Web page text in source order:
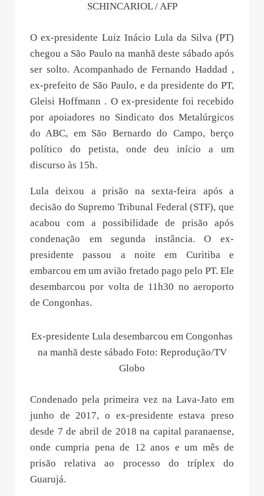
SCHINCARIOL / AFP
O ex-presidente Luiz Inácio Lula da Silva (PT)
chegou a São Paulo na manhã deste sábado após
ser solto. Acompanhado de Fernando Haddad ,
ex-prefeito de São Paulo, e da presidente do PT,
Gleisi Hoffmann . O ex-presidente foi recebido
por apoiadores no Sindicato dos Metalúrgicos
do ABC, em São Bernardo do Campo, berço
político do petista, onde deu início a um
discurso às 15h.
Lula deixou a prisão na sexta-feira após a
decisão do Supremo Tribunal Federal (STF), que
acabou com a possibilidade de prisão após
condenação em segunda instância. O ex-
presidente passou a noite em Curitiba e
embarcou em um avião fretado pago pelo PT. Ele
desembarcou por volta de 11h30 no aeroporto
de Congonhas.
Ex-presidente Lula desembarcou em Congonhas
na manhã deste sábado Foto: Reprodução/TV
Globo
Condenado pela primeira vez na Lava-Jato em
junho de 2017, o ex-presidente estava preso
desde 7 de abril de 2018 na capital paranaense,
onde cumpria pena de 12 anos e um mês de
prisão relativa ao processo do tríplex do
Guarujá.